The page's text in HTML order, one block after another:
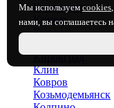
Мы используем cookies
нами, вы соглашаетесь
Кингисепп
Кинель
Киренск
Кировград
Клин
Ковров
Козьмодемьянск